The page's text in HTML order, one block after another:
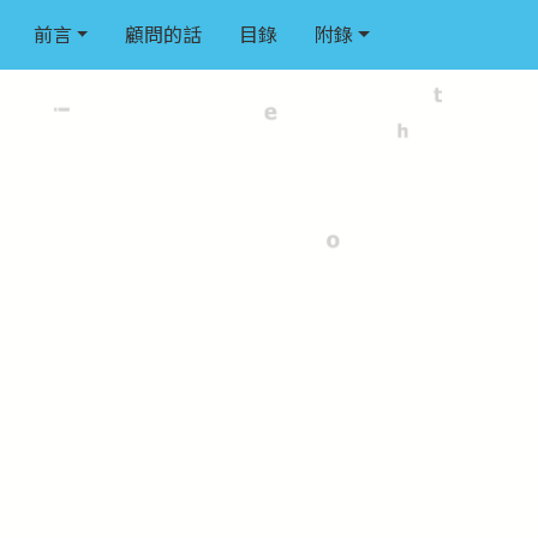
前言 顧問的話 目錄 附錄